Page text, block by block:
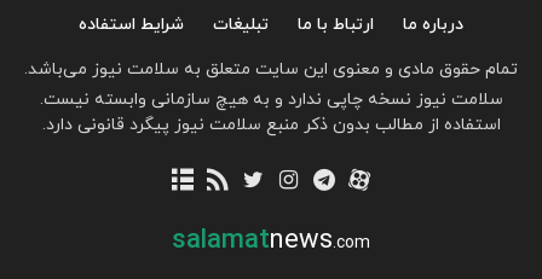
درباره ما ارتباط با ما تبلیغات
شرایط استفاده
تمام حقوق مادی و معنوی این سایت متعلق به سلامت نیوز می‌باشد.
سلامت نیوز نسخه چاپی ندارد و به هیچ سازمانی وابسته نیست.
استفاده از مطالب بدون ذکر منبع سلامت نیوز پیگرد قانونی دارد.
salamatnews.com